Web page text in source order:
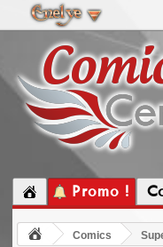
Promo !
Comics